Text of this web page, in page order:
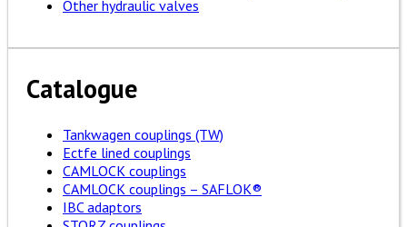
Other hydraulic valves
Catalogue
Tankwagen couplings (TW)
Ectfe lined couplings
CAMLOCK couplings
CAMLOCK couplings – SAFLOK®
IBC adaptors